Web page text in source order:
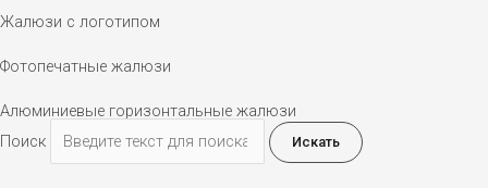
Жалюзи с логотипом
Фотопечатные жалюзи
Алюминиевые горизонтальные жалюзи
Поиск
Искать